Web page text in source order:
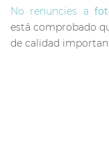
No renuncies a
está comprobado
de calidad